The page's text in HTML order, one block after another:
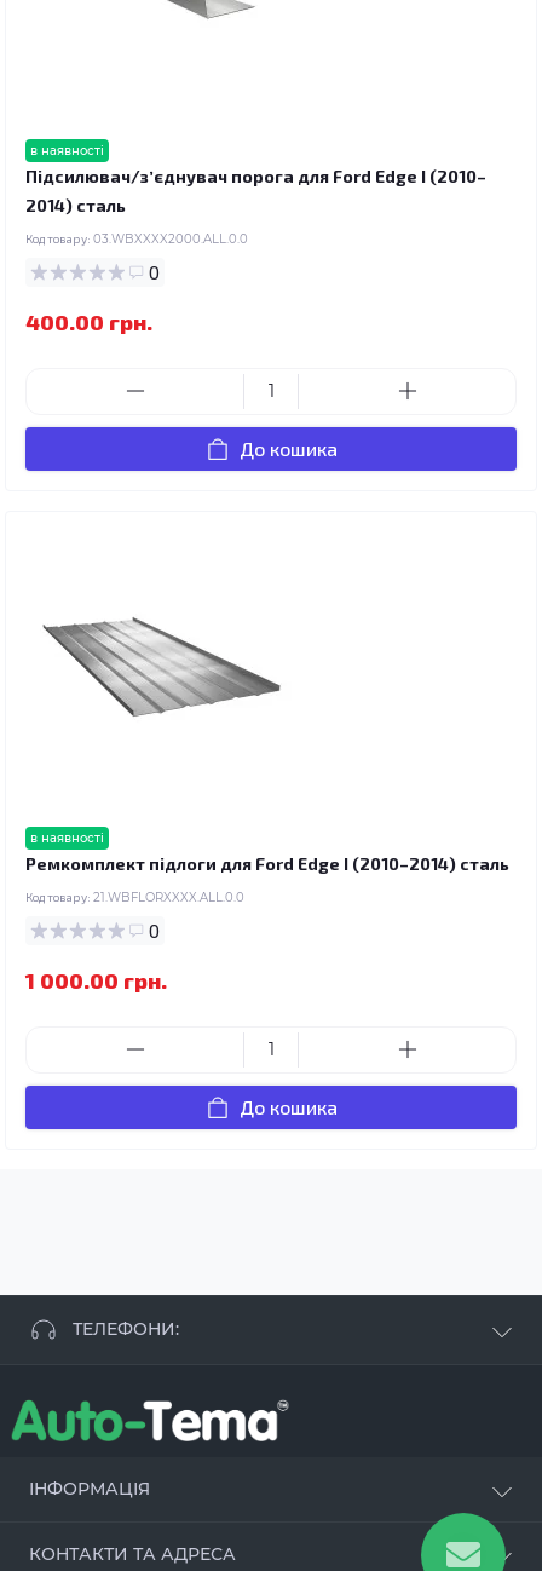
в наявності
Підсилювач/зʼєднувач порога для Ford Edge I (2010–
2014) сталь
Код товару: 03.WBXXXX2000.ALL.0.0
0
400.00 грн.
До кошика
в наявності
Ремкомплект підлоги для Ford Edge I (2010–2014) сталь
Код товару: 21.WBFLORXXXX.ALL.0.0
0
1 000.00 грн.
До кошика
ТЕЛЕФОНИ:
+38 096 250 84 38
+38 099 657 61 50
ІНФОРМАЦІЯ
КОНТАКТИ ТА АДРЕСА